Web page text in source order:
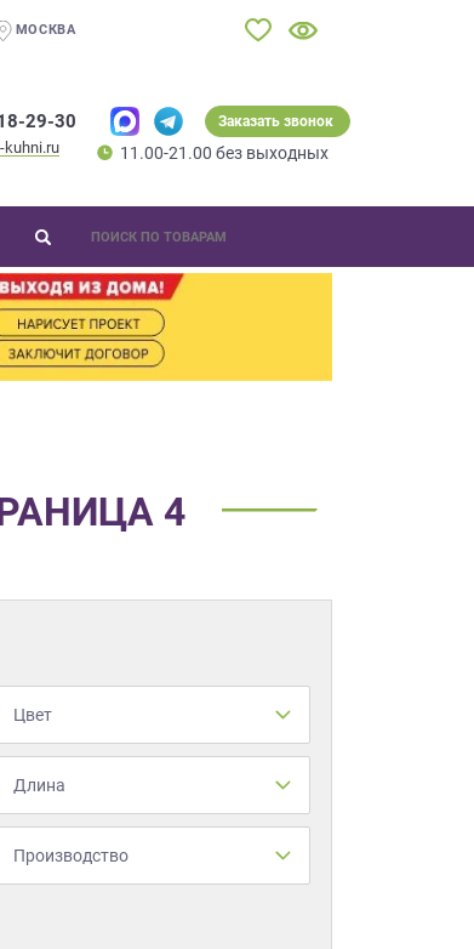
МОСКВА
29-30
kuhni.ru
Заказать звонок
11.00-21.00 без выходных
4
Цвет
Длина
Производство